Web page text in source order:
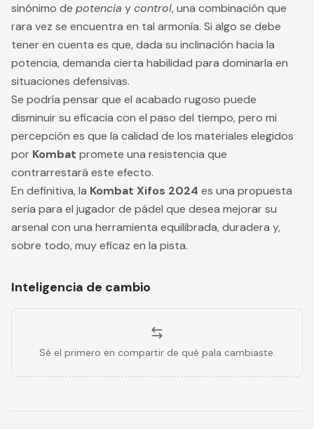
sinónimo de potencia ycontrol, una combinación que
rara vez se encuentra en tal armonía. Si algo se debe
tener en cuenta es que, dada su inclinación hacia la
potencia, demanda cierta habilidad para dominarla en
situaciones defensivas.
Se podría pensar que el acabado rugoso puede
disminuir su eficacia con el paso del tiempo, pero mi
percepción es que la calidad de los materiales elegidos
por Kombat promete una resistencia que
contrarrestará este efecto.
En definitiva, la Kombat Xifos 2024 es una propuesta
seria para el jugador de pádel que desea mejorar su
arsenal con una herramienta equilibrada, duradera y,
sobre todo, muy eficaz en la pista.
Inteligencia de cambio
Sé el primero en compartir de qué pala cambiaste.